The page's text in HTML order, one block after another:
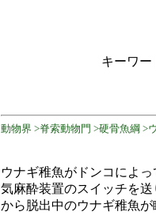
キーワー
動物界 >脊索動物門 >硬骨魚綱 >
ウナギ稚魚がドンコによ
気麻酔装置のスイッチを
から脱出中のウナギ稚魚が